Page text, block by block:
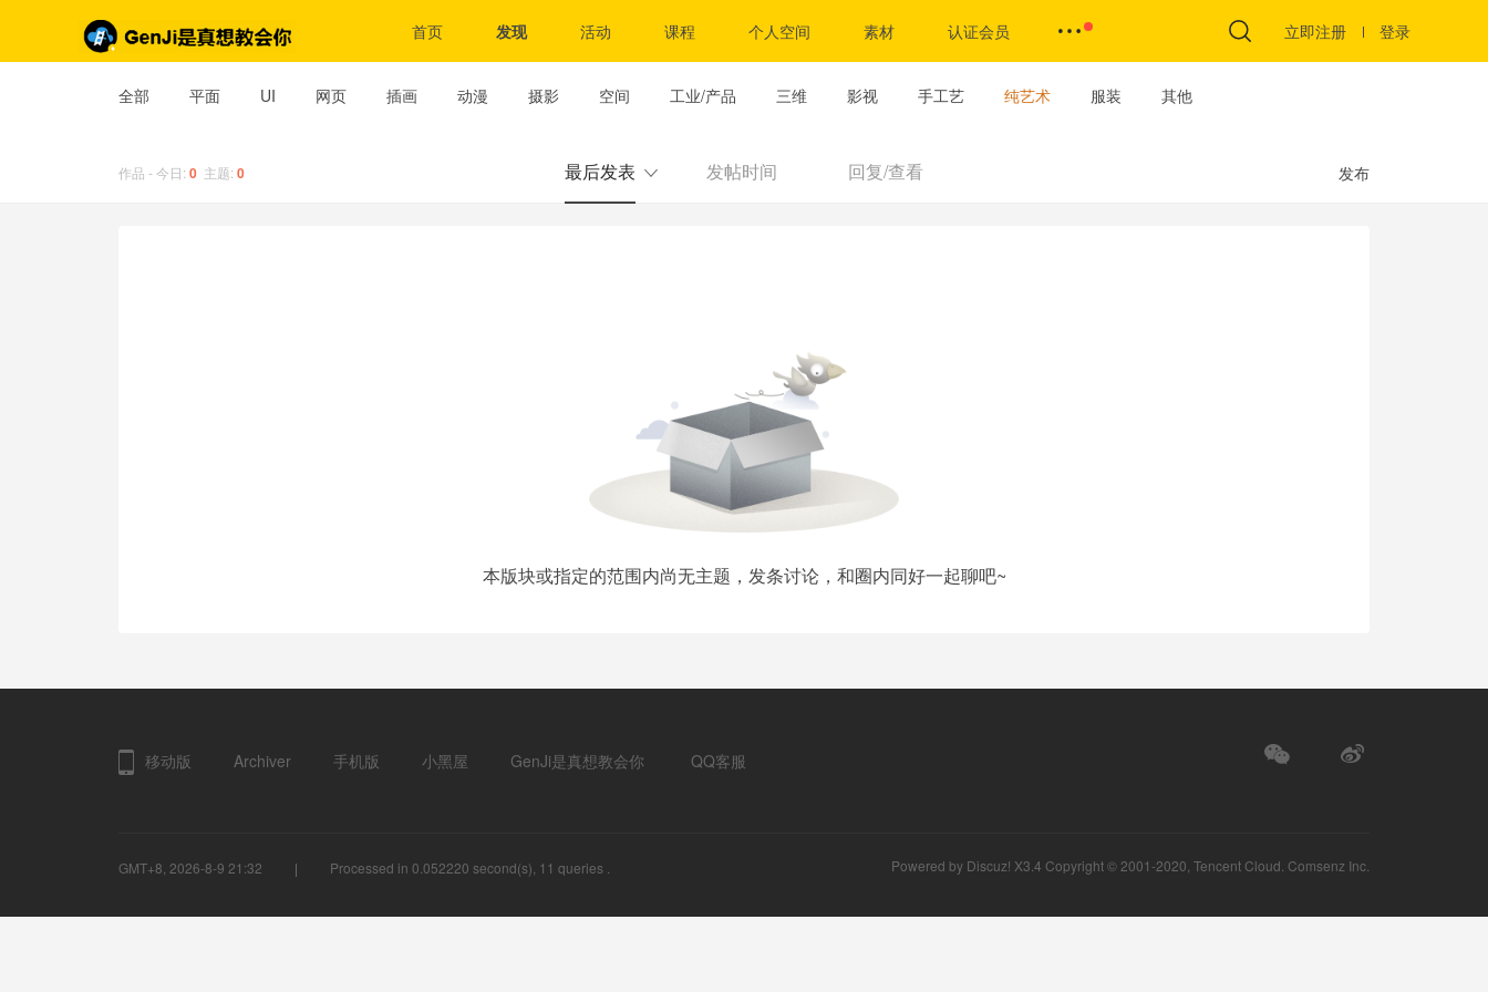
首页 发现 活动 课程 个人空间 素材 认证会员 立即注册 登录
全部 平面 UI 网页 插画 动漫 摄影 空间 工业/产品 三维 影视 手工艺 纯艺术 服装 其他
作品 - 今日: 0 主题: 0 最后发表 发帖时间 回复/查看 发布
本版块或指定的范围内尚无主题，发条讨论，和圈内同好一起聊吧~
移动版 Archiver 手机版 小黑屋 GenJi是真想教会你 QQ客服
GMT+8, 2026-8-9 21:32 Processed in 0.052220 second(s), 11 queries . Powered by Discuz! X3.4 Copyright © 2001-2020, Tencent Cloud. Comsenz Inc.